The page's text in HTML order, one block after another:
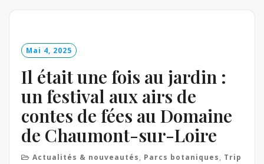
Mai 4, 2025
Il était une fois au jardin :
un festival aux airs de
contes de fées au Domaine
de Chaumont-sur-Loire
Actualités & nouveautés, Parcs botaniques, Trip